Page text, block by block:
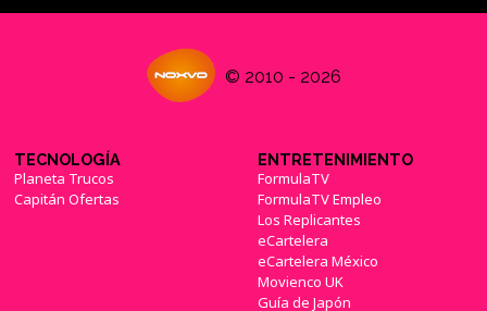
© 2010 - 2026
TECNOLOGÍA
Planeta Trucos
Capitán Ofertas
ENTRETENIMIENTO
FormulaTV
FormulaTV Empleo
Los Replicantes
eCartelera
eCartelera México
Movienco UK
Guía de Japón